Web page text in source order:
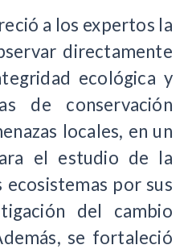
a los expertos la
directamente
ecológica y
de conservación
locales, en un
el estudio de la
por sus
del cambio
se fortaleció